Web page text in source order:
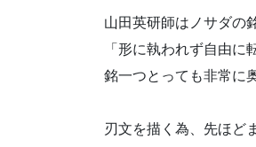
山田英研師はノサダの
「形に執われず自由
銘一つとっても非常に
刃文を描く為、先ほど